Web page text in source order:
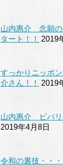
山内惠介 念願の
タート！！
2019
すっかりニッポ
介さん！！
2019
山内惠介 ビバリ
2019年4月8日
令和の裏技・・・